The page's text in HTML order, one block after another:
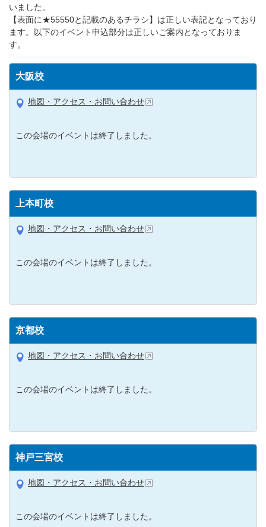
いました。
【表面に★55550と記載のあるチラシ】は正しい表記となっており
ます。以下のイベント申込部分は正しいご案内となっておりま
す。
大阪校
地図・アクセス・お問い合わせ
この会場のイベントは終了しました。
上本町校
地図・アクセス・お問い合わせ
この会場のイベントは終了しました。
京都校
地図・アクセス・お問い合わせ
この会場のイベントは終了しました。
神戸三宮校
地図・アクセス・お問い合わせ
この会場のイベントは終了しました。